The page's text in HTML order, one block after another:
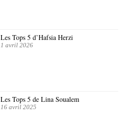
Les Tops 5 d’Hafsia Herzi
1 avril 2026
Les Tops 5 de Lina Soualem
16 avril 2025